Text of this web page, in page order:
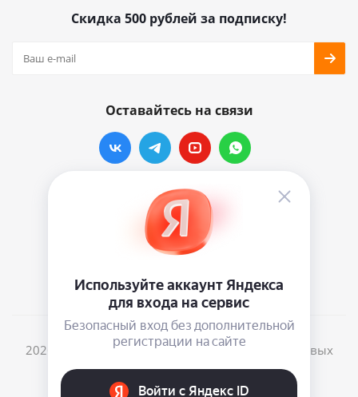
Скидка 500 рублей за подписку!
Оставайтесь на связи
Наши контакты
info@vinylmarkt.ru
2026 © Винилмаркт - интернет-магазин виниловых
пластинок